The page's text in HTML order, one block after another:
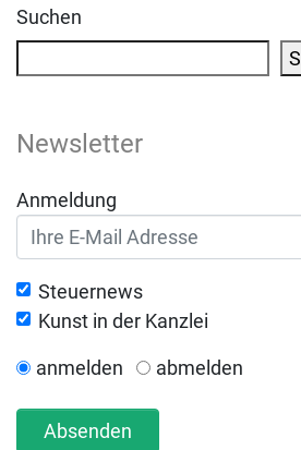
Suchen
Newsletter
Anmeldung
Steuernews
Kunst in der Kanzlei
anmelden abmelden
Absenden